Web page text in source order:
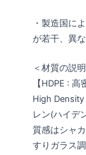
・製造国に
が若干、異
＜材質の説
【HDPE : 高
High
レン(ハイデ
質感はシャ
すりガラス